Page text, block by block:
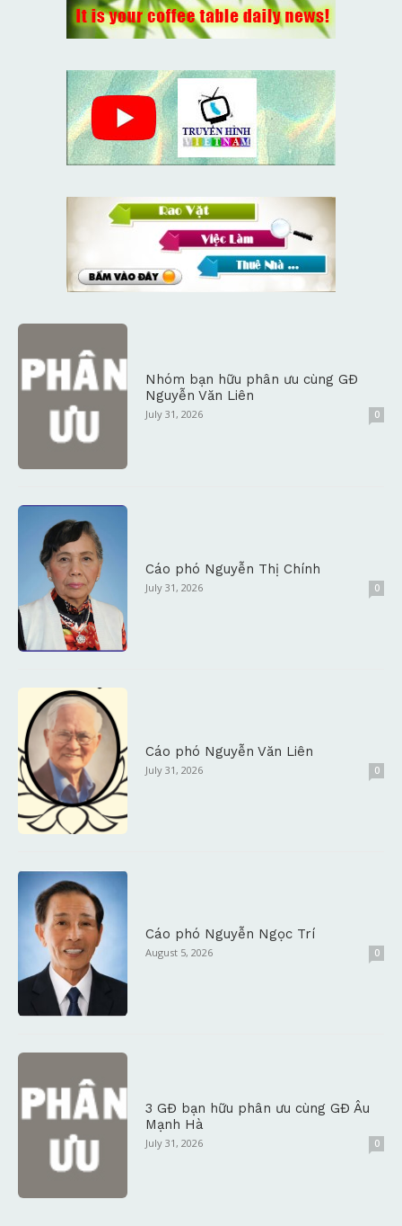
Nhóm bạn hữu phân ưu cùng GĐ
Nguyễn Văn Liên
July 31, 2026 0
Cáo phó Nguyễn Thị Chính
July 31, 2026 0
Cáo phó Nguyễn Văn Liên
July 31, 2026 0
Cáo phó Nguyễn Ngọc Trí
August 5, 2026 0
3 GĐ bạn hữu phân ưu cùng GĐ Âu
Mạnh Hà
July 31, 2026 0